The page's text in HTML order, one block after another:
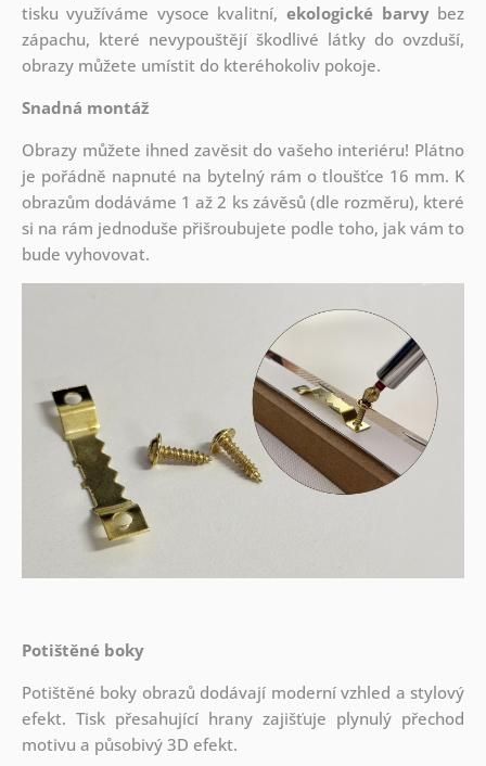
tisku využíváme vysoce kvalitní,ekologické barvybez
zápachu, které nevypouštějí škodlivé látky do ovzduší,
obrazy můžete umístit do kteréhokoliv pokoje.
Snadná montáž
Obrazy můžete ihned zavěsit do vašeho interiéru! Plátno
je pořádně napnuté na bytelný rám o tloušťce 16 mm. K
obrazům dodáváme 1 až 2 ks závěsů (dle rozměru), které
si na rám jednoduše přišroubujete podle toho, jak vám to
bude vyhovovat.
Potištěné boky
Potištěné boky obrazů dodávají moderní vzhled a stylový
efekt. Tisk přesahující hrany zajišťuje plynulý přechod
motivu a působivý 3D efekt.